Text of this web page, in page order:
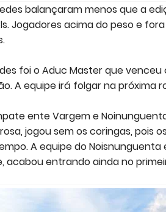
balançaram menos que a
Jogadores acima do peso e
foi o Aduc Master que venceu
A equipe irá folgar na próxima
ente Vargem e
jogou sem os coringas, pois
A equipe do
acabou entrando ainda no